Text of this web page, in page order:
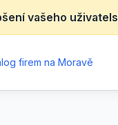
vašeho
firem na Moravě